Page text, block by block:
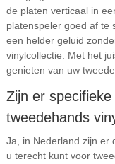
de platen verticaal in
platenspeler goed af te
een helder geluid
vinylcollectie. Met het
genieten van uw
Zijn er
tweedehands
Ja, in Nederland zijn er
u terecht kunt voor